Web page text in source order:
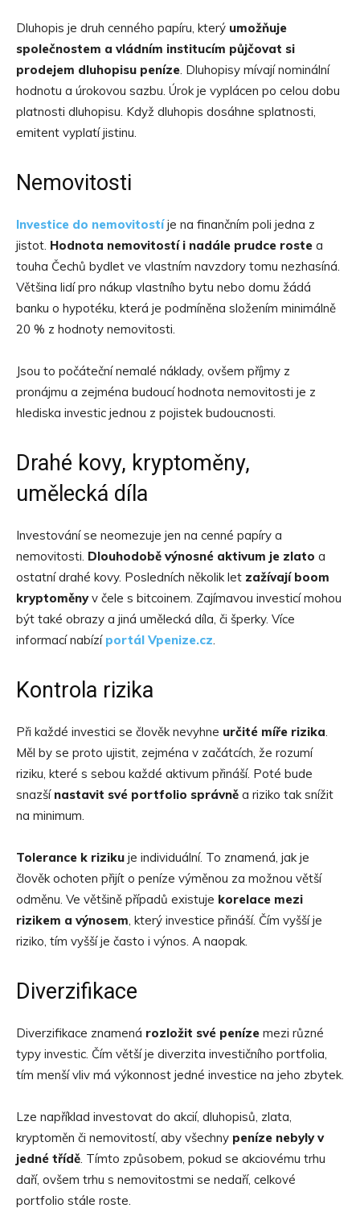
Dluhopis je druh cenného papíru, který umožňuje
společnostem a vládním institucím půjčovat si
prodejem dluhopisu peníze. Dluhopisy mívají nominální
hodnotu a úrokovou sazbu. Úrok je vyplácen po celou dobu
platnosti dluhopisu. Když dluhopis dosáhne splatnosti,
emitent vyplatí jistinu.
Nemovitosti
Investice do nemovitostíje na finančním poli jedna z
jistot. Hodnota nemovitostí i nadále prudce roste a
touha Čechů bydlet ve vlastním navzdory tomu nezhasíná.
Většina lidí pro nákup vlastního bytu nebo domu žádá
banku o hypotéku, která je podmíněna složením minimálně
20 % z hodnoty nemovitosti.
Jsou to počáteční nemalé náklady, ovšem příjmy z
pronájmu a zejména budoucí hodnota nemovitosti je z
hlediska investic jednou z pojistek budoucnosti.
Drahé kovy, kryptoměny,
umělecká díla
Investování se neomezuje jen na cenné papíry a
nemovitosti. Dlouhodobě výnosné aktivum je zlato a
ostatní drahé kovy. Posledních několik let zažívají boom
kryptoměnyv čele s bitcoinem. Zajímavou investicí mohou
být také obrazy a jiná umělecká díla, či šperky. Více
informací nabízí portál Vpenize.cz.
Kontrola rizika
Při každé investici se člověk nevyhne určité míře rizika.
Měl by se proto ujistit, zejména v začátcích, že rozumí
riziku, které s sebou každé aktivum přináší. Poté bude
snazší nastavit své portfolio správně a riziko tak snížit
na minimum.
Tolerance k riziku je individuální. To znamená, jak je
člověk ochoten přijít o peníze výměnou za možnou větší
odměnu. Ve většině případů existuje korelace mezi
rizikem a výnosem, který investice přináší. Čím vyšší je
riziko, tím vyšší je často i výnos. A naopak.
Diverzifikace
Diverzifikace znamená rozložit své peníze mezi různé
typy investic. Čím větší je diverzita investičního portfolia,
tím menší vliv má výkonnost jedné investice na jeho zbytek.
Lze například investovat do akcií, dluhopisů, zlata,
kryptoměn či nemovitostí, aby všechny peníze nebyly v
jedné třídě. Tímto způsobem, pokud se akciovému trhu
daří, ovšem trhu s nemovitostmi se nedaří, celkové
portfolio stále roste.